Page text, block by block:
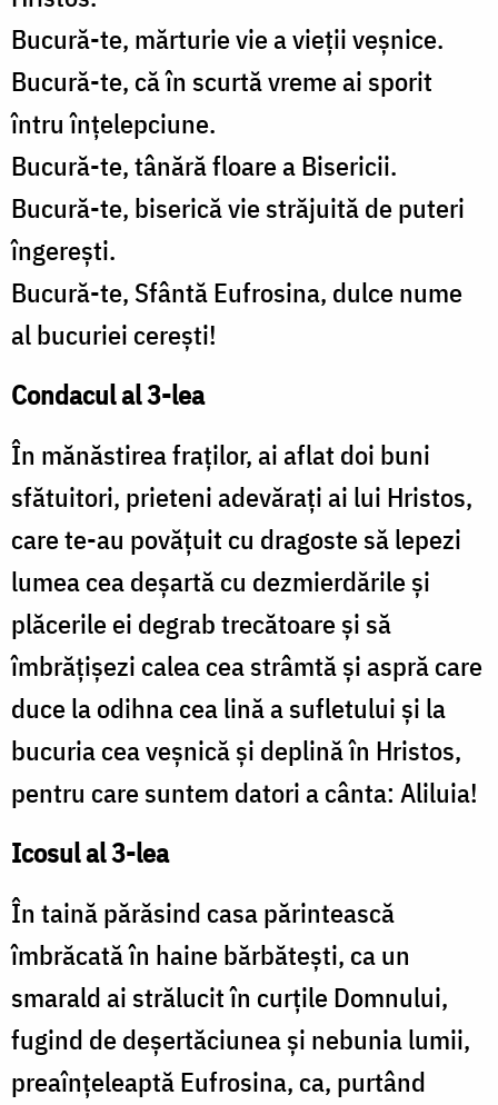
Bucură-te, mărturie vie a vieții veșnice.
Bucură-te, că în scurtă vreme ai sporit
întru înțelepciune.
Bucură-te, tânără floare a Bisericii.
Bucură-te, biserică vie străjuită de puteri
îngerești.
Bucură-te, Sfântă Eufrosina, dulce nume
al bucuriei cerești!
Condacul al 3-lea
În mănăstirea fraților, ai aflat doi buni
sfătuitori, prieteni adevărați ai lui Hristos,
care te-au povățuit cu dragoste să lepezi
lumea cea deșartă cu dezmierdările și
plăcerile ei degrab trecătoare și să
îmbrățișezi calea cea strâmtă și aspră care
duce la odihna cea lină a sufletului și la
bucuria cea veșnică și deplină în Hristos,
pentru care suntem datori a cânta: Aliluia!
Icosul al 3-lea
În taină părăsind casa părintească
îmbrăcată în haine bărbătești, ca un
smarald ai strălucit în curțile Domnului,
fugind de deșertăciunea și nebunia lumii,
preaînțeleaptă Eufrosina, ca, purtând